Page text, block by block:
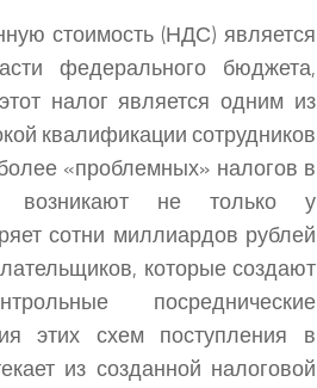
стоимость (НДС) является
федерального бюджета,
налог является одним из
квалификации сотрудников
«проблемных» налогов в
возникают не только у
сотни миллиардов рублей
которые создают
посреднические
этих схем поступления в
из созданной налоговой